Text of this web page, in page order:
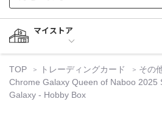
マイストア
TOP トレーディングカード その
Chrome Galaxy Queen of Naboo 2025
Galaxy - Hobby Box